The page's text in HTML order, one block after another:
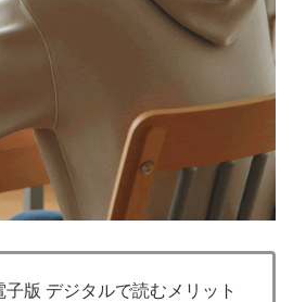
版 デジタルで読むメリット